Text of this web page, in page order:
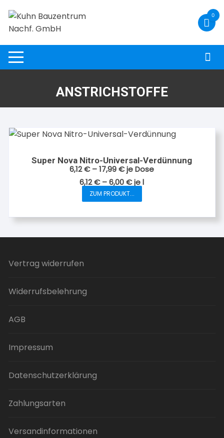
Inhalt
springen
0
ANSTRICHSTOFFE
Super Nova Nitro-Universal-Verdünnung
6,12€–17,99€je Dose
6,12€–6,00€jel
ZUM PRODUKT...
Produkt
weist
Varianten
Vertrag widerrufen
Widerrufsbelehrung
AGB
Impressum
Datenschutzerklärung
Zahlungsarten
Versandinformationen